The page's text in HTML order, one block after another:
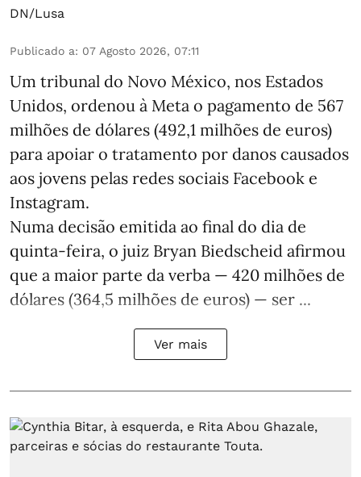
DN/Lusa
Publicado a: 07 Agosto 2026, 07:11
Um tribunal do Novo México, nos Estados
Unidos, ordenou à Meta o pagamento de 567
milhões de dólares (492,1 milhões de euros)
para apoiar o tratamento por danos causados
aos jovens pelas redes sociais Facebook e
Instagram.
Numa decisão emitida ao final do dia de
quinta-feira, o juiz Bryan Biedscheid afirmou
que a maior parte da verba — 420 milhões de
dólares (364,5 milhões de euros) — ser ...
Ver mais